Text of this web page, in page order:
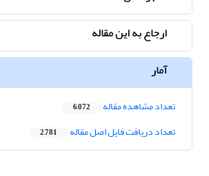
ارجاع به این مقاله
آمار
تعداد مشاهده مقاله 6,072
تعداد دریافت فایل اصل مقاله 2,781